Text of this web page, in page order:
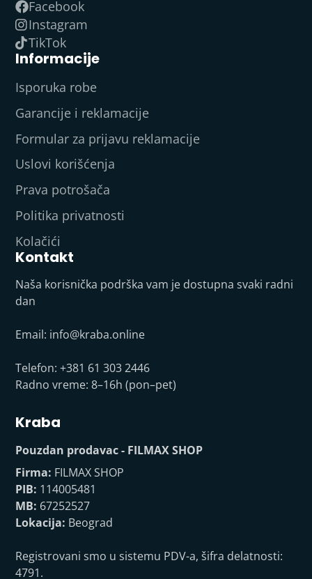
Facebook
Instagram
TikTok
Informacije
Isporuka robe
Garancije i reklamacije
Formular za prijavu reklamacije
Uslovi korišćenja
Prava potrošača
Politika privatnosti
Kolačići
Kontakt
Naša korisnička podrška vam je dostupna svaki radni
dan
Email: info@kraba.online
Telefon: +381 61 303 2446
Radno vreme: 8–16h (pon–pet)
Kraba
Pouzdan prodavac - FILMAX SHOP
Firma: FILMAX SHOP
PIB: 114005481
MB: 67252527
Lokacija: Beograd
Registrovani smo u sistemu PDV-a, šifra delatnosti:
4791.